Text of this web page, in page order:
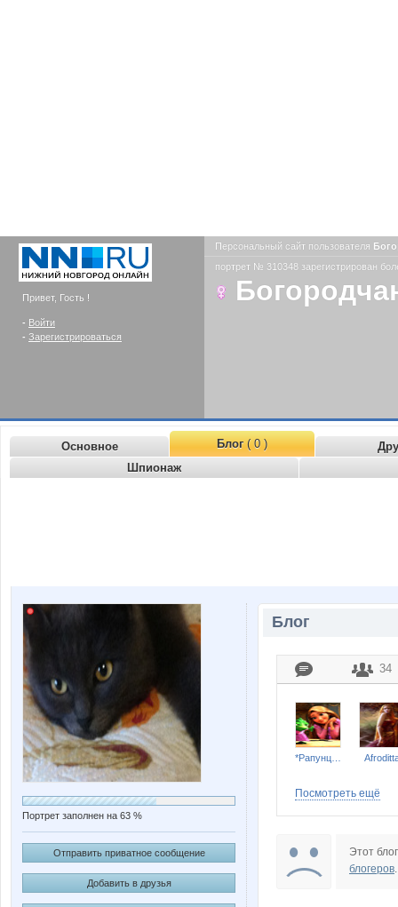
Привет, Гость !
- Войти
- Зарегистрироваться
Персональный сайт пользователя
портрет № 310348 зарегистрирован
Основное Блог( 0 )
Шпионаж
Портрет заполнен на 63 %
Отправить приватное сообщение
Добавить в друзья
Блог
34
Посмотреть ещё
Этот
блогеров.